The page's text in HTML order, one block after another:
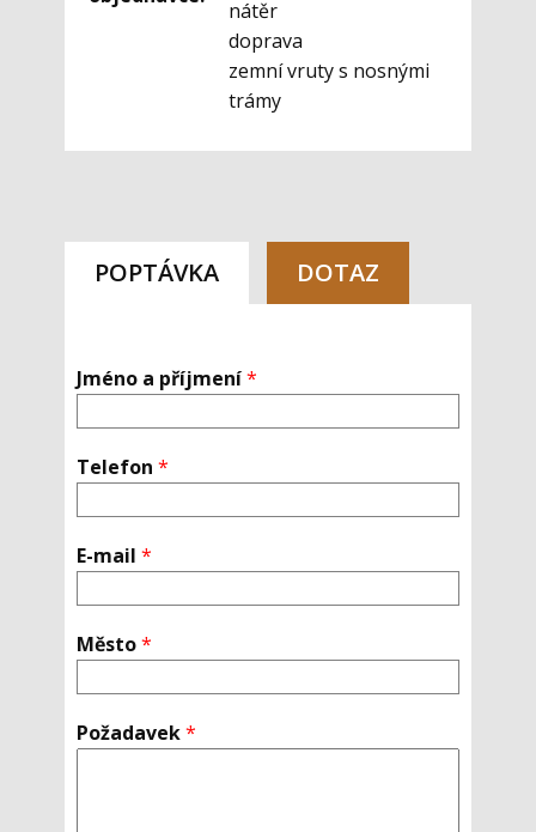
nátěr
doprava
zemní vruty s nosnými
trámy
POPTÁVKA DOTAZ
Jméno a příjmení*
Telefon *
E-mail *
Město*
Požadavek*